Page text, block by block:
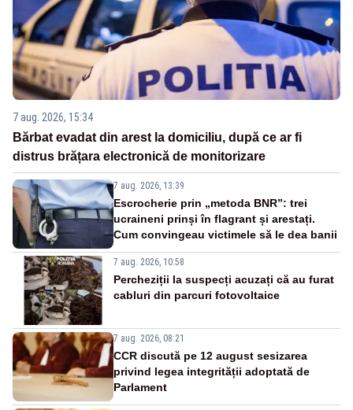
7 aug. 2026, 15:34
Bărbat evadat din arest la domiciliu, după ce ar fi
distrus brățara electronică de monitorizare
7 aug. 2026, 13:39
Escrocherie prin „metoda BNR”: trei
ucraineni prinși în flagrant și arestați.
Cum convingeau victimele să le dea banii
7 aug. 2026, 10:58
Percheziții la suspecți acuzați că au furat
cabluri din parcuri fotovoltaice
7 aug. 2026, 08:21
CCR discută pe 12 august sesizarea
privind legea integrității adoptată de
Parlament